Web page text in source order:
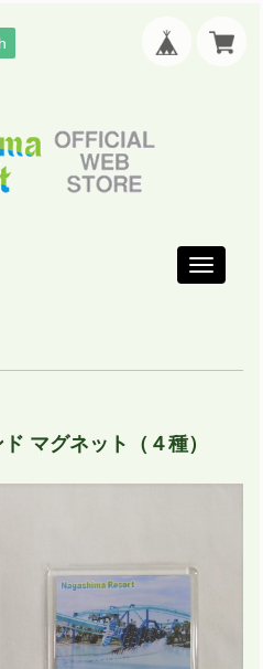
Toggle
マグネット（４種）